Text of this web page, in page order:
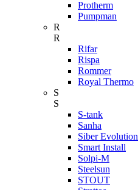
Protherm
Pumpman
R
R
Rifar
Rispa
Rommer
Royal Thermo
S
S
S-tank
Sanha
Siber Evolution
Smart Install
Solpi-M
Steelsun
STOUT